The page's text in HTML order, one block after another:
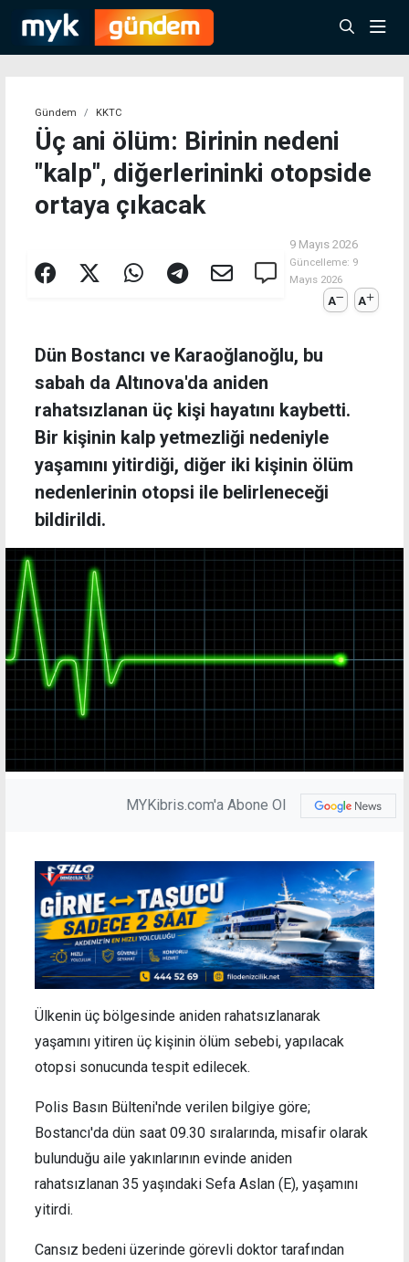
Gündem KKTC
Üç ani ölüm: Birinin nedeni
"kalp", diğerlerininki otopside
ortaya çıkacak
9 Mayıs 2026
Güncelleme: 9
Mayıs 2026
A A
Dün Bostancı ve Karaoğlanoğlu, bu
sabah da Altınova'da aniden
rahatsızlanan üç kişi hayatını kaybetti.
Bir kişinin kalp yetmezliği nedeniyle
yaşamını yitirdiği, diğer iki kişinin ölüm
nedenlerinin otopsi ile belirleneceği
bildirildi.
MYKibris.com'a Abone Ol
Ülkenin üç bölgesinde aniden rahatsızlanarak
yaşamını yitiren üç kişinin ölüm sebebi, yapılacak
otopsi sonucunda tespit edilecek.
Polis Basın Bülteni'nde verilen bilgiye göre;
Bostancı'da dün saat 09.30 sıralarında, misafir olarak
bulunduğu aile yakınlarının evinde aniden
rahatsızlanan 35 yaşındaki Sefa Aslan (E), yaşamını
yitirdi.
Cansız bedeni üzerinde görevli doktor tarafından